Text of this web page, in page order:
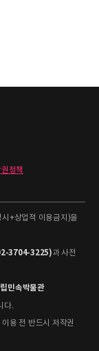
정책
+상업적 이용금지)을
3704-3225)과 사전
민속박물관
다.
용 전 반드시 저작권